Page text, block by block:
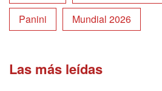
Panini
Mundial 2026
Las más leídas